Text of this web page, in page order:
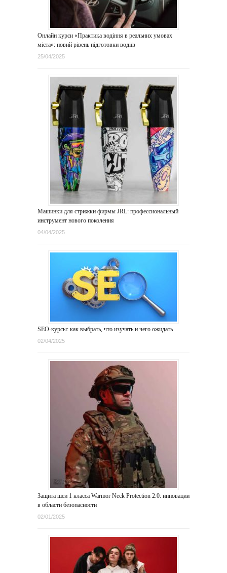
Онлайн курси «Практика водіння в реальних умовах
міста»: новий рівень підготовки водіїв
25/04/2025
Машинки для стрижки фирмы JRL: профессиональный
инструмент нового поколения
04/04/2025
SEO-курсы: как выбрать, что изучать и чего ожидать
02/04/2025
Защита шеи 1 класса Warmor Neck Protection 2.0: инновации
в области безопасности
02/01/2025